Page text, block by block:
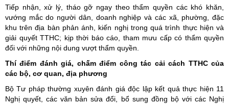
Tiếp nhận, xử lý, tháo gỡ ngay theo thẩm quyền các khó khăn,
vướng mắc do người dân, doanh nghiệp và các xã, phường, đặc
khu trên địa bàn phản ánh, kiến nghị trong quá trình thực hiện và
giải quyết TTHC; kịp thời báo cáo, tham mưu cấp có thẩm quyền
đối với những nội dung vượt thẩm quyền.
Thí điểm đánh giá, chấm điểm công tác cải cách TTHC của
các bộ, cơ quan, địa phương
Bộ Tư pháp thường xuyên đánh giá độc lập kết quả thực hiện 11
Nghị quyết, các văn bản sửa đổi, bổ sung đồng bộ với các Nghị